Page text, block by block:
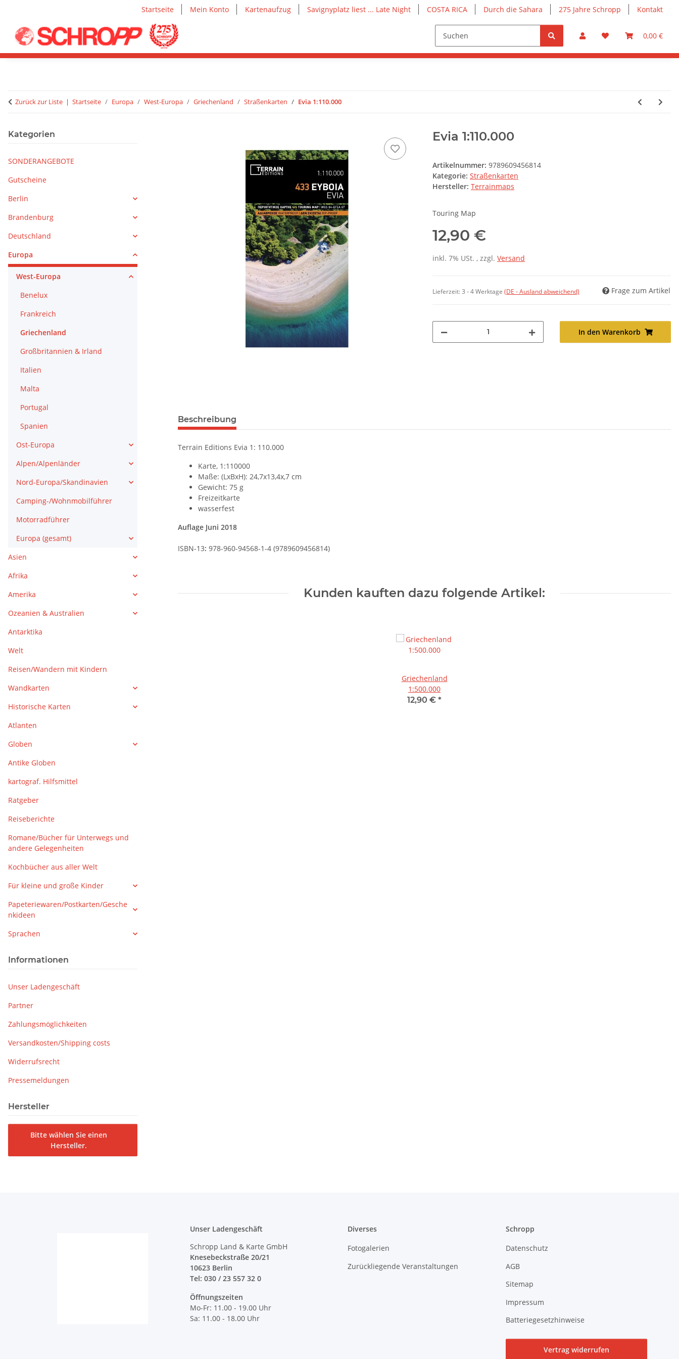
Startseite Mein Konto Kartenaufzug Savignyplatz liest ... Late Night COSTA RICA Durch die Sahara 275 Jahre Schropp Kontakt
0,00 €
Zurück zur Liste Startseite Europa West-Europa Griechenland Straßenkarten Evia 1:110.000
Evia 1:110.000
Artikelnummer: 9789609456814
Kategorie: Straßenkarten
Hersteller: Terrainmaps
Touring Map
12,90 €
inkl. 7% USt. , zzgl. Versand
Lieferzeit:3 - 4 Werktage (DE - Ausland abweichend) Frage zum Artikel
In den Warenkorb
weitere Registerkarten anzeigen
Beschreibung
Terrain Editions Evia 1: 110.000
Karte, 1:110000
Maße: (LxBxH): 24,7x13,4x,7 cm
Gewicht: 75 g
Freizeitkarte
wasserfest
Auflage Juni 2018
ISBN-13: 978-960-94568-1-4 (9789609456814)
Kunden kauften dazu folgende Artikel:
Griechenland
1:500.000
12,90 € *
Kategorien
SONDERANGEBOTE
Gutscheine
Berlin
Brandenburg
Deutschland
Europa
West-Europa
Benelux
Frankreich
Griechenland
Großbritannien & Irland
Italien
Malta
Portugal
Spanien
Ost-Europa
Alpen/Alpenländer
Nord-Europa/Skandinavien
Camping-/Wohnmobilführer
Motorradführer
Europa (gesamt)
Asien
Afrika
Amerika
Ozeanien & Australien
Antarktika
Welt
Reisen/Wandern mit Kindern
Wandkarten
Historische Karten
Atlanten
Globen
Antike Globen
kartograf. Hilfsmittel
Ratgeber
Reiseberichte
Romane/Bücher für Unterwegs und
andere Gelegenheiten
Kochbücher aus aller Welt
Für kleine und große Kinder
Papeteriewaren/Postkarten/Gesche
nkideen
Sprachen
Informationen
Unser Ladengeschäft
Partner
Zahlungsmöglichkeiten
Versandkosten/Shipping costs
Widerrufsrecht
Pressemeldungen
Hersteller
Bitte wählen Sie einen
Hersteller.
Unser Ladengeschäft
Schropp Land & Karte GmbH
Knesebeckstraße 20/21
10623 Berlin
Tel: 030 / 23 557 32 0
Öffnungszeiten
Mo-Fr: 11.00 - 19.00 Uhr
Sa: 11.00 - 18.00 Uhr
Diverses
Fotogalerien
Zurückliegende Veranstaltungen
Schropp
Datenschutz
AGB
Sitemap
Impressum
Batteriegesetzhinweise
Vertrag widerrufen